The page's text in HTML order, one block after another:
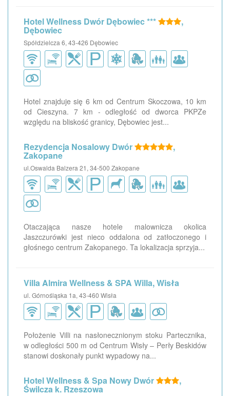
Hotel Wellness Dwór Dębowiec *** ,
Dębowiec
Spółdzielcza 6, 43-426 Dębowiec
Hotel znajduje się 6 km od Centrum Skoczowa, 10 km
od Cieszyna. 7 km - odległość od dworca PKPZe
względu na bliskość granicy, Dębowiec jest...
Rezydencja Nosalowy Dwór ,
Zakopane
ul.Oswalda Balzera 21, 34-500 Zakopane
Otaczająca nasze hotele malownicza okolica
Jaszczurówki jest nieco oddalona od zatłoczonego i
głośnego centrum Zakopanego. Ta lokalizacja sprzyja...
Villa Almira Wellness & SPA Willa, Wisła
ul. Górnośląska 1a, 43-460 Wisła
Położenie Villi na nasłonecznionym stoku Partecznika,
w odległości 500 m od Centrum Wisły – Perły Beskidów
stanowi doskonały punkt wypadowy na...
Hotel Wellness & Spa Nowy Dwór ,
Świlcza k. Rzeszowa